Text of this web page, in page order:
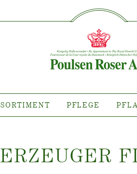
SORTIMENT PFLEGE
PFLEGE
Pflege von Freilandrosen
Pflege von Zimmerrosen
ERZEUGER